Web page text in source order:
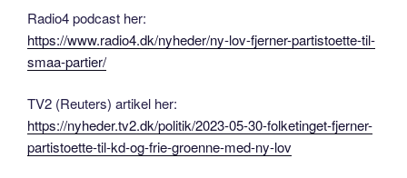
Radio4 podcast her:
https://www.radio4.dk/nyheder/ny-lov-fjerner-partistoette-til-
smaa-partier/
TV2 (Reuters) artikel her:
https://nyheder.tv2.dk/politik/2023-05-30-folketinget-fjerner-
partistoette-til-kd-og-frie-groenne-med-ny-lov